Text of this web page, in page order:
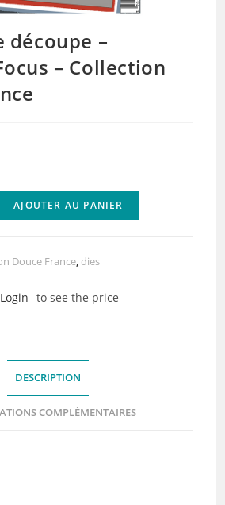
découpe –
– Collection
AJOUTER AU PANIER
Douce France dies
to see the price
DESCRIPTION
COMPLÉMENTAIRES